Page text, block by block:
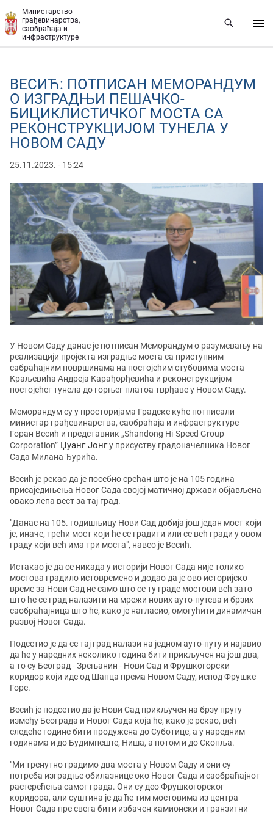
Министарство
грађевинарства,
саобраћаја и
инфраструктуре
ВЕСИЋ: ПОТПИСАН МЕМОРАНДУМ
О ИЗГРАДЊИ ПЕШАЧКО-
БИЦИКЛИСТИЧКОГ МОСТА СА
РЕКОНСТРУКЦИЈОМ ТУНЕЛА У
НОВОМ САДУ
25.11.2023. - 15:24
У Новом Саду данас је потписан Меморандум о разумевању на
реализацији пројекта изградње моста са приступним
сабраћајним површинама на постојећим стубовима моста
Краљевића Андреја Карађорђевића и реконструкцијом
постојећег тунела до горњег платоа тврђаве у Новом Саду.
Меморандум су у просторијама Градске куће потписали
министар грађевинарства, саобраћаја и инфраструктуре
Горан Весић и представник „Shandong Hi-Speed Group
Corporation” Џуанг Јонгу присуству градоначелника Новог
Сада Милана Ђурића.
Весић је рекао да је посебно срећан што је на 105 година
присаједињења Новог Сада својој матичној држави објављена
овако лепа вест за тај град.
"Данас на 105. годишњицу Нови Сад добија још један мост који
је, иначе, трећи мост који ће се градити или се већ гради у овом
граду који већ има три моста", навео је Весић.
Истакао је да се никада у историји Новог Сада није толико
мостова градило истовремено и додао да је ово историјско
време за Нови Сад не само што се ту граде мостови већ зато
што ће се град налазити на мрежи нових ауто-путева и брзих
саобраћајница што ће, како је нагласио, омогућити динамичан
развој Новог Сада.
Подсетио је да се тај град налази на једном ауто-путу и најавио
да ће у наредних неколико година бити прикључен на још два,
а то су Београд - Зрењанин - Нови Сад и Фрушкогорски
коридор који иде од Шапца према Новом Саду, испод Фрушке
Горе.
Весић је подсетио да је Нови Сад прикључен на брзу пругу
између Београда и Новог Сада која ће, како је рекао, већ
следеће године бити продужена до Суботице, а у наредним
годинама и до Будимпеште, Ниша, а потом и до Скопља.
"Ми тренутно градимо два моста у Новом Саду и они су
потреба изградње обилазнице око Новог Сада и саобраћајног
растерећења самог града. Они су део Фрушкогорског
коридора, али суштина је да ће тим мостовима из центра
Новог Сада пре свега бити избачен камионски и транзитни